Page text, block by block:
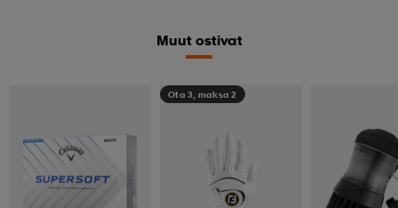
Muut ostivat
Ota 3, maksa 2